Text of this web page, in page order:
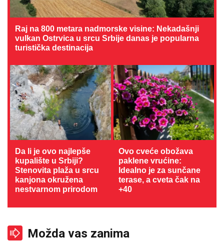
Raj na 800 metara nadmorske visine: Nekadašnji
vulkan Ostrvica u srcu Srbije danas je popularna
turistička destinacija
Da li je ovo najlepše
kupalište u Srbiji?
Stenovita plaža u srcu
kanjona okružena
nestvarnom prirodom
Ovo cveće obožava
paklene vrućine:
Idealno je za sunčane
terase, a cveta čak na
+40
Možda vas zanima